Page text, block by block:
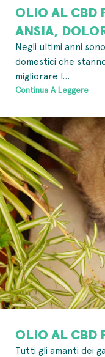
OLIO AL CBD
ANSIA,
Negli ultimi anni
domestici che
migliorare l...
Continua A Leggere
OLIO AL CBD
Tutti gli amanti dei